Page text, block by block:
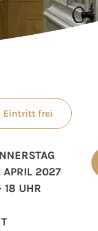
Eintritt frei
2027
18 UHR